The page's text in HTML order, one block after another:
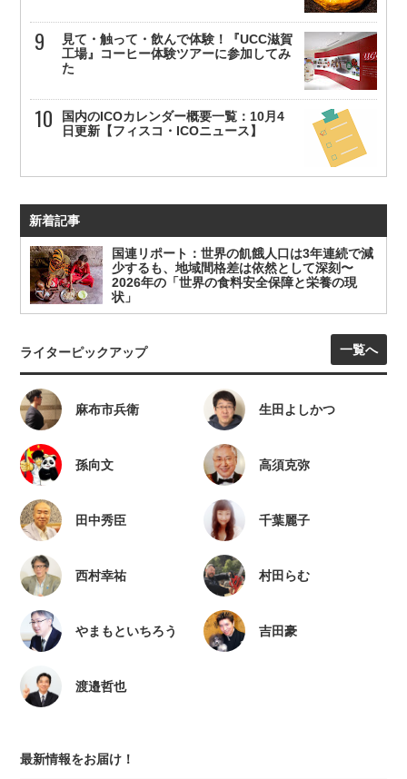
見て・触って・飲んで体験！『UCC滋賀
工場』コーヒー体験ツアーに参加してみ
た
国内のICOカレンダー概要一覧：10月4
日更新【フィスコ・ICOニュース】
新着記事
国連リポート：世界の飢餓人口は3年連続で減
少するも、地域間格差は依然として深刻〜
2026年の「世界の食料安全保障と栄養の現
状」
ライターピックアップ 一覧へ
麻布市兵衛 生田よしかつ
孫向文 高須克弥
田中秀臣 千葉麗子
西村幸祐 村田らむ
やまもといちろう 吉田豪
渡邉哲也
最新情報をお届け！